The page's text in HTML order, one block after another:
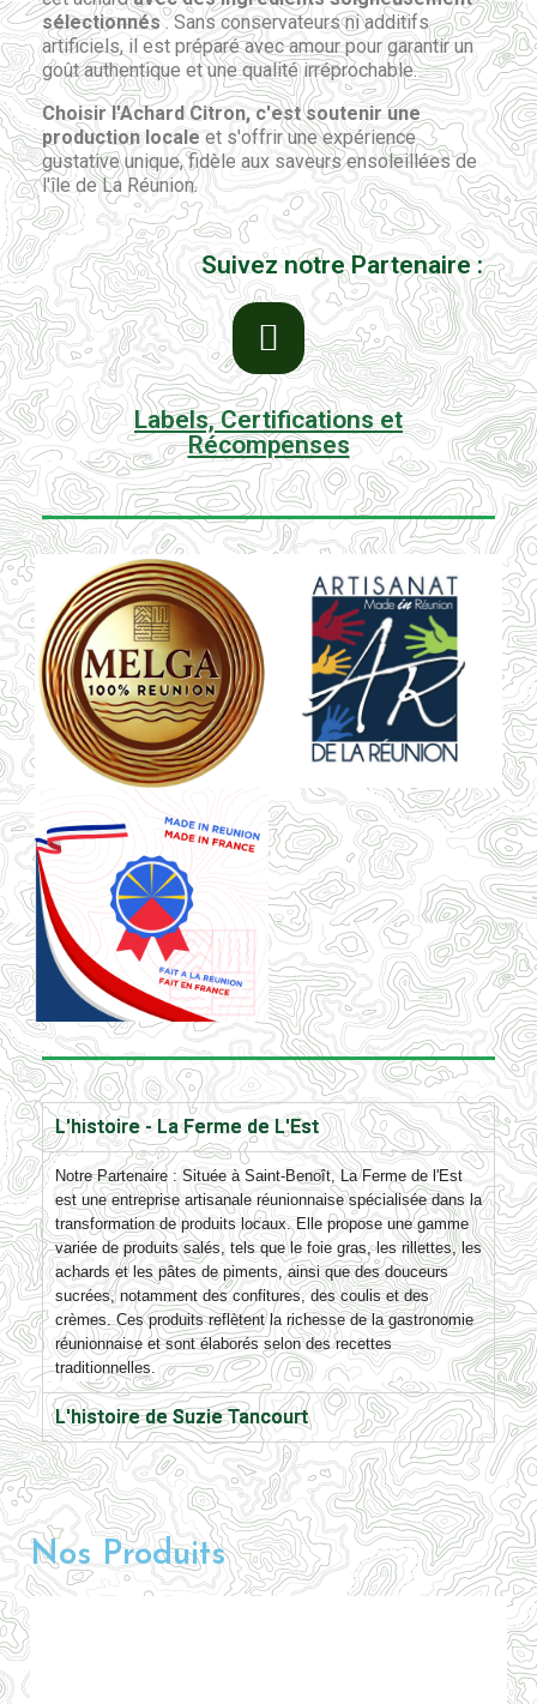
sélectionnés . Sans conservateurs ni additifs
artificiels, il est préparé avec amour pour garantir un
goût authentique et une qualité irréprochable.
Choisir l'Achard Citron, c'est soutenir une
production localeet s'offrir une expérience
gustative unique, fidèle aux saveurs ensoleillées de
l'île de La Réunion.
Suivez notre Partenaire :
Labels, Certifications et
Récompenses
L'histoire - La Ferme de L'Est
Notre Partenaire :Située à Saint-Benoît, La Ferme de l'Est
est une entreprise artisanale réunionnaise spécialisée dans la
transformation de produits locaux. Elle propose une gamme
variée de produits salés, tels que le foie gras, les rillettes, les
achards et les pâtes de piments, ainsi que des douceurs
sucrées, notamment des confitures, des coulis et des
crèmes. Ces produits reflètent la richesse de la gastronomie
réunionnaise et sont élaborés selon des recettes
traditionnelles.
L'histoire de Suzie Tancourt
Nos Produits